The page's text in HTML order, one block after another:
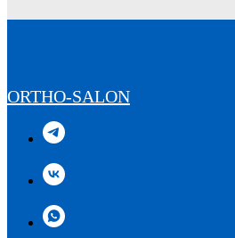
ORTHO-SALON